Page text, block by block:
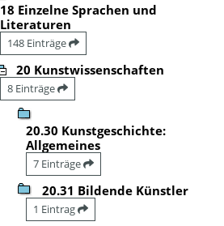
18 Einzelne Sprachen und
Literaturen
148 Einträge
20 Kunstwissenschaften
8 Einträge
20.30 Kunstgeschichte:
Allgemeines
7 Einträge
20.31 Bildende Künstler
1 Eintrag